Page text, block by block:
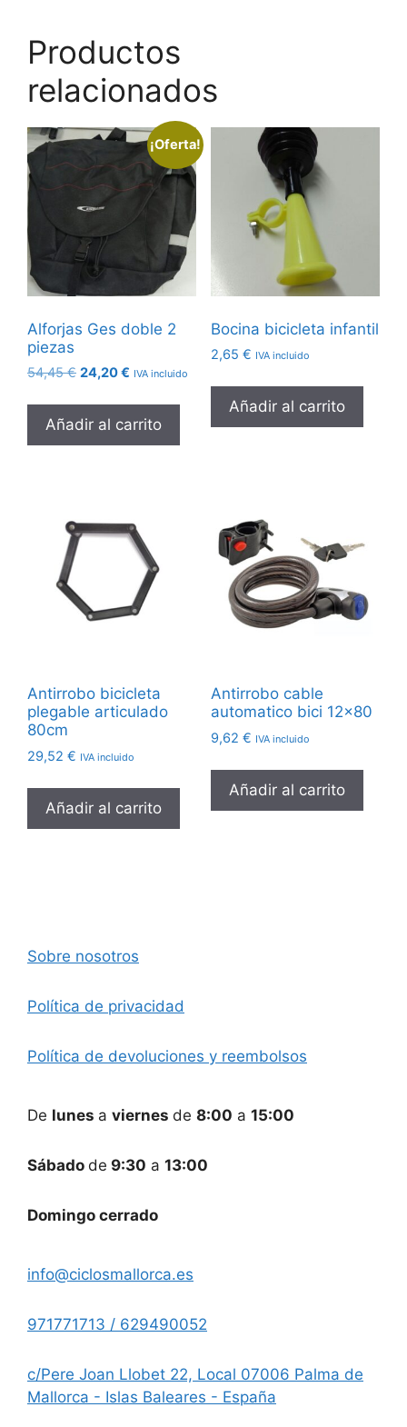
Productos
relacionados
¡Oferta!
Alforjas Ges doble 2
piezas
54,45€ El
original
era:
54,45 €.
24,20€ El
actual
es:
24,20 €.
IVA incluido
Añadir al carrito
Bocina bicicleta infantil
2,65 € IVA incluido
Añadir al carrito
Antirrobo bicicleta
plegable articulado
80cm
29,52 € IVA incluido
Añadir al carrito
Antirrobo cable
automatico bici 12×80
9,62 € IVA incluido
Añadir al carrito
Sobre nosotros
Política de privacidad
Política de devoluciones y reembolsos
De lunes a viernes de 8:00 a 15:00
Sábado de 9:30 a 13:00
Domingo cerrado
info@ciclosmallorca.es
971771713 / 629490052
c/Pere Joan Llobet 22, Local 07006 Palma de
Mallorca - Islas Baleares - España